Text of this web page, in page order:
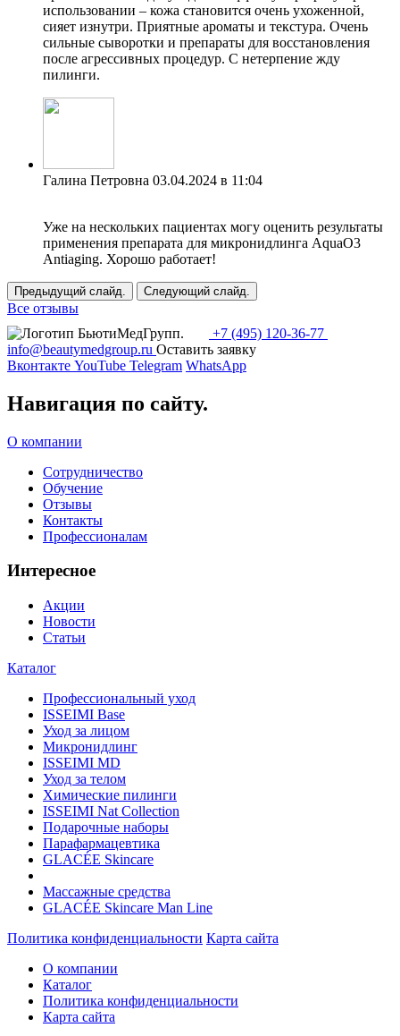
использовании – кожа становится очень ухоженной,
сияет изнутри. Приятные ароматы и текстура. Очень
сильные сыворотки и препараты для восстановления
после агрессивных процедур. С нетерпение жду
пилинги.
Галина Петровна 03.04.2024 в 11:04
Уже на нескольких пациентах могу оценить результаты
применения препарата для микронидлинга AquaO3
Antiaging. Хорошо работает!
Предыдущий слайд. Следующий слайд.
Все отзывы
+7 (495) 120-36-77
info@beautymedgroup.ru Оставить заявку
Вконтакте YouTube Telegram WhatsApp
Навигация по сайту.
О компании
Сотрудничество
Обучение
Отзывы
Контакты
Профессионалам
Интересное
Акции
Новости
Статьи
Каталог
Профессиональный уход
ISSEIMI Base
Уход за лицом
Микронидлинг
ISSEIMI MD
Уход за телом
Химические пилинги
ISSEIMI Nat Collection
Подарочные наборы
Парафармацевтика
GLACÉE Skincare
Массажные средства
GLACÉE Skincare Man Line
Политика конфиденциальности Карта сайта
О компании
Каталог
Политика конфиденциальности
Карта сайта